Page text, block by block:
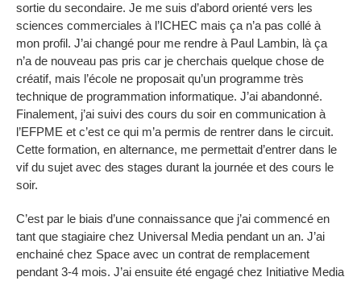
sortie du secondaire. Je me suis d’abord orienté vers les
sciences commerciales à l’ICHEC mais ça n’a pas collé à
mon profil. J’ai changé pour me rendre à Paul Lambin, là ça
n’a de nouveau pas pris car je cherchais quelque chose de
créatif, mais l’école ne proposait qu’un programme très
technique de programmation informatique. J’ai abandonné.
Finalement, j’ai suivi des cours du soir en communication à
l’EFPME et c’est ce qui m’a permis de rentrer dans le circuit.
Cette formation, en alternance, me permettait d’entrer dans le
vif du sujet avec des stages durant la journée et des cours le
soir.
C’est par le biais d’une connaissance que j’ai commencé en
tant que stagiaire chez Universal Media pendant un an. J’ai
enchainé chez Space avec un contrat de remplacement
pendant 3-4 mois. J’ai ensuite été engagé chez Initiative Media